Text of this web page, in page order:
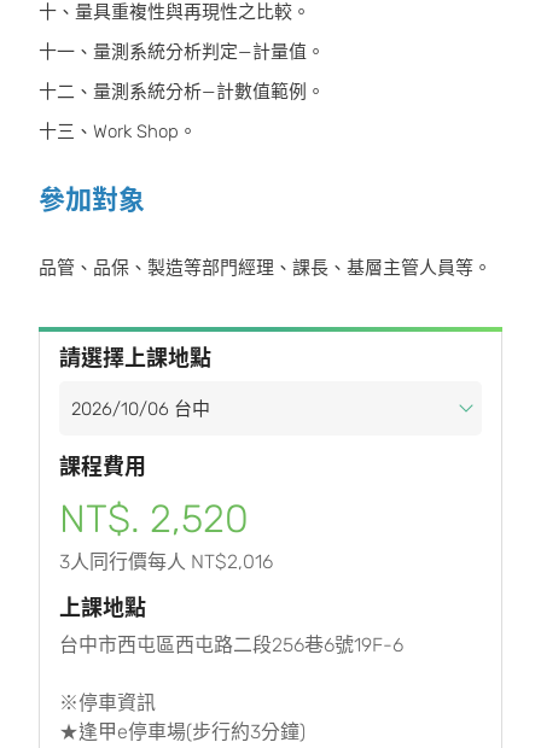
十、量具重複性與再現性之比較。
十一、量測系統分析判定—計量值。
十二、量測系統分析—計數值範例。
十三、Work Shop。
參加對象
品管、品保、製造等部門經理、課長、基層主管人員等。
請選擇上課地點
課程費用
NT$. 2,520
3人同行價每人 NT$2,016
上課地點
台中市西屯區西屯路二段256巷6號19F-6
※停車資訊
★逢甲e停車場(步行約3分鐘)